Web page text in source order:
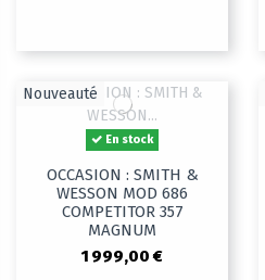
Nouveauté
En stock
OCCASION : SMITH &
WESSON MOD 686
COMPETITOR 357
MAGNUM
1 999,00 €